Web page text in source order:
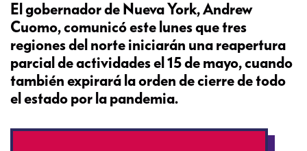
El gobernador de Nueva York, Andrew
Cuomo, comunicó este lunes que tres
regiones del norte iniciarán una reapertura
parcial de actividades el 15 de mayo, cuando
también expirará la orden de cierre de todo
el estado por la pandemia.